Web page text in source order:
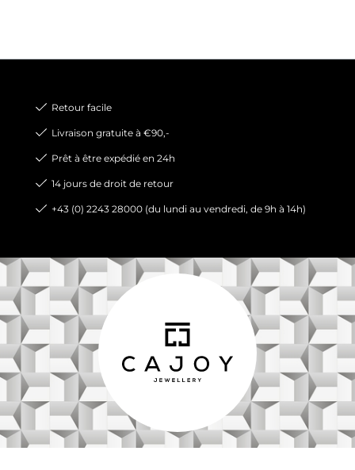
Retour facile
Livraison gratuite à €90,-
Prêt à être expédié en 24h
14 jours de droit de retour
+43 (0) 2243 28000 (du lundi au vendredi, de 9h à 14h)